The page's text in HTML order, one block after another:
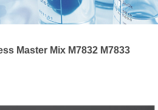
Master Mix M7832 M7833